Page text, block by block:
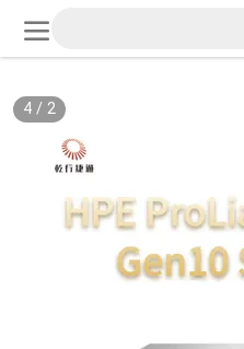
2
/
4